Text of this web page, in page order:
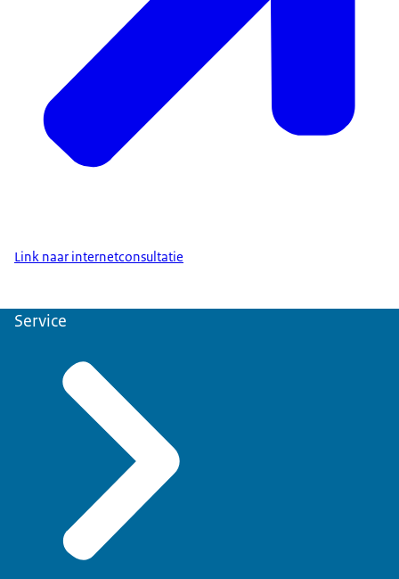
Link naar internetconsultatie
Service